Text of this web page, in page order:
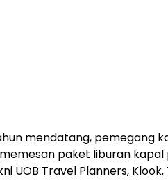
mendatang, pemegang
paket liburan
UOB Travel Planners,